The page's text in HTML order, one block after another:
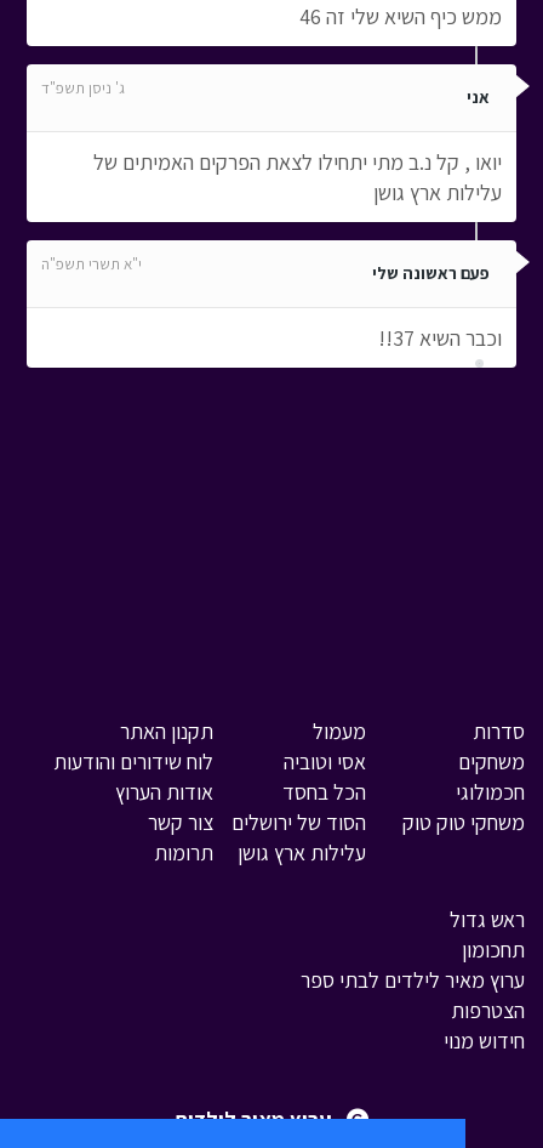
ממש כיף השיא שלי זה 46
אני ג' ניסן תשפ"ד
יואו , קל נ.ב מתי יתחילו לצאת הפרקים האמיתים של
עלילות ארץ גושן
פעם ראשונה שלי י"א תשרי תשפ"ה
וכבר השיא 37!!
סדרות
משחקים
חכמולוגי
משחקי טוק טוק
מעמול
אסי וטוביה
הכל בחסד
הסוד של ירושלים
עלילות ארץ גושן
ראש גדול
תחכומון
ערוץ מאיר לילדים לבתי ספר
הצטרפות
חידוש מנוי
תקנון האתר
לוח שידורים והודעות
אודות הערוץ
צור קשר
תרומות
ערוץ מאיר לילדים